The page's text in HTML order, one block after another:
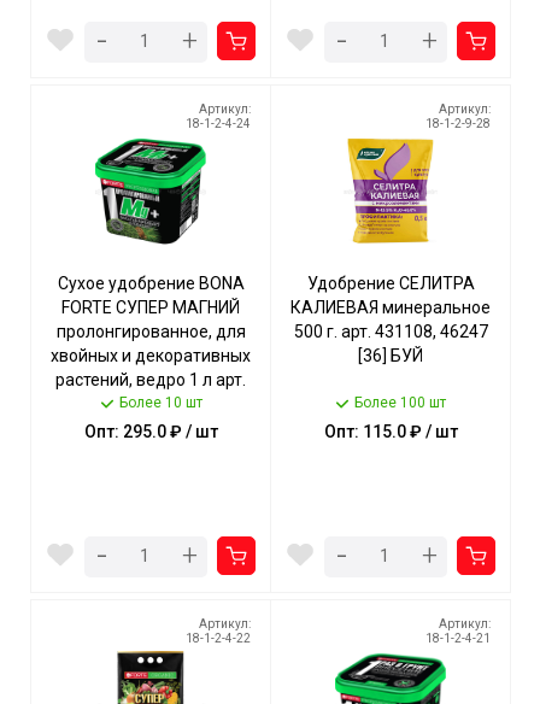
- + - +
Артикул:
18-1-2-4-24
Сухое удобрение BONA
FORTE СУПЕР МАГНИЙ
пролонгированное, для
хвойных и декоративных
растений, ведро 1 л арт.
BF23010191 [12] ГАРДЕН
Более 10 шт
Опт: 295.0 ₽ / шт
- +
Артикул:
18-1-2-9-28
Удобрение СЕЛИТРА
КАЛИЕВАЯ минеральное
500 г. арт. 431108, 46247
[36] БУЙ
Более 100 шт
Опт: 115.0 ₽ / шт
- +
Артикул:
18-1-2-4-22
Артикул:
18-1-2-4-21